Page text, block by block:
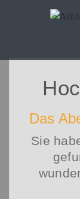
Das
Sie